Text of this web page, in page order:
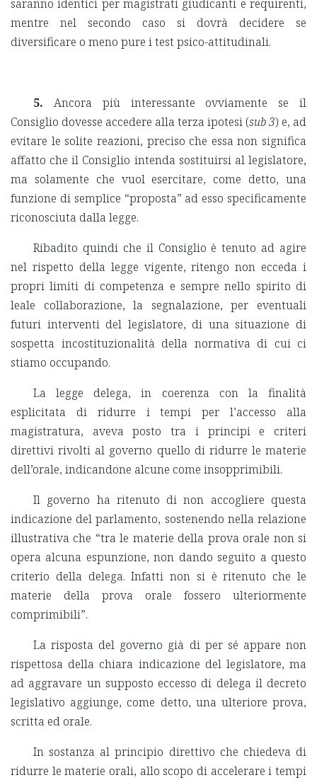
saranno identici per magistrati giudicanti e requirenti,
mentre nel secondo caso si dovrà decidere se
diversificare o meno pure i test psico-attitudinali.
5. Ancora più interessante ovviamente se il
Consiglio dovesse accedere alla terza ipotesi (sub 3) e, ad
evitare le solite reazioni, preciso che essa non significa
affatto che il Consiglio intenda sostituirsi al legislatore,
ma solamente che vuol esercitare, come detto, una
funzione di semplice “proposta” ad esso specificamente
riconosciuta dalla legge.
Ribadito quindi che il Consiglio è tenuto ad agire
nel rispetto della legge vigente, ritengo non ecceda i
propri limiti di competenza e sempre nello spirito di
leale collaborazione, la segnalazione, per eventuali
futuri interventi del legislatore, di una situazione di
sospetta incostituzionalità della normativa di cui ci
stiamo occupando.
La legge delega, in coerenza con la finalità
esplicitata di ridurre i tempi per l’accesso alla
magistratura, aveva posto tra i principi e criteri
direttivi rivolti al governo quello di ridurre le materie
dell’orale, indicandone alcune come insopprimibili.
Il governo ha ritenuto di non accogliere questa
indicazione del parlamento, sostenendo nella relazione
illustrativa che “tra le materie della prova orale non si
opera alcuna espunzione, non dando seguito a questo
criterio della delega. Infatti non si è ritenuto che le
materie della prova orale fossero ulteriormente
comprimibili”.
La risposta del governo già di per sé appare non
rispettosa della chiara indicazione del legislatore, ma
ad aggravare un supposto eccesso di delega il decreto
legislativo aggiunge, come detto, una ulteriore prova,
scritta ed orale.
In sostanza al principio direttivo che chiedeva di
ridurre le materie orali, allo scopo di accelerare i tempi